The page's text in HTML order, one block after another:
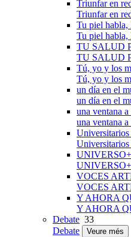
Triunfar en
Triunfar en
Tu piel habla,
Tu piel habla,
TU SALUD
TU SALUD
Tú, yo y los
Tú, yo y los
un día en el
un día en el
una ventana
una ventana
VOCES
VOCES
Y AHORA
Y AHORA
Debate 33
Debate
Veure més